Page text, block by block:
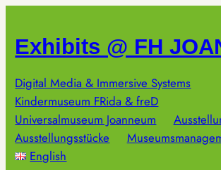
springen
Exhibits @ FH
Digital Media & Immersive Systems
Kindermuseum FRida & freD
Universalmuseum Joanneum
Ausstellungsstücke
English